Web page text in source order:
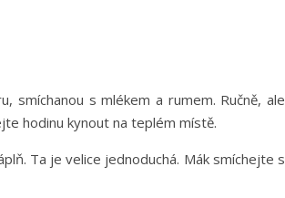
smíchanou s mlékem a rumem. Ručně, ale
hodinu kynout na teplém místě.
Ta je velice jednoduchá. Mák smíchejte s